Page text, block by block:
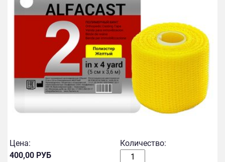
Цена:
400,00 РУБ
Количество: